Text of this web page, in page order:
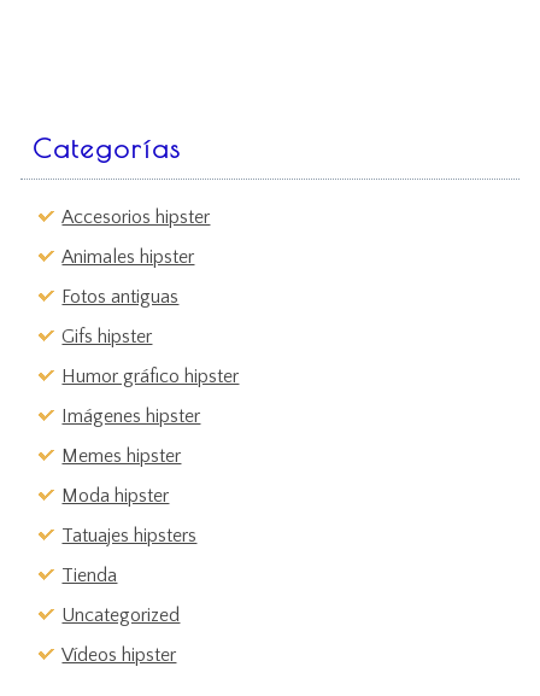
Categorías
Accesorios hipster
Animales hipster
Fotos antiguas
Gifs hipster
Humor gráfico hipster
Imágenes hipster
Memes hipster
Moda hipster
Tatuajes hipsters
Tienda
Uncategorized
Vídeos hipster